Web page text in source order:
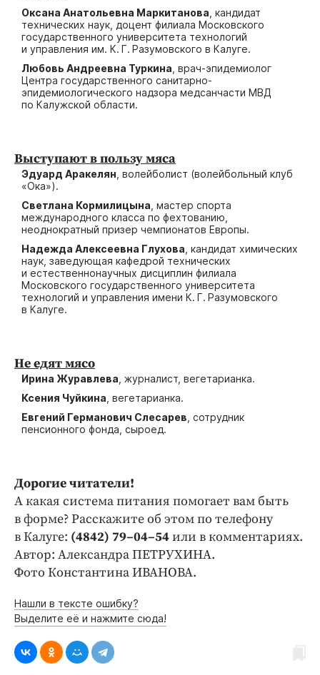
Оксана Анатольевна Маркитанова , кандидат
технических наук, доцент филиала Московского
государственного университета технологий
и управления им. К. Г. Разумовского в Калуге.
Любовь Андреевна Туркина , врач-эпидемиолог
Центра государственного санитарно-
эпидемиологического надзора медсанчасти МВД
по Калужской области.
Выступают в пользу мяса
Эдуард Аракелян , волейболист (волейбольный клуб
«Ока»).
Светлана Кормилицына , мастер спорта
международного класса по фехтованию,
неоднократный призер чемпионатов Европы.
Надежда Алексеевна Глухова , кандидат химических
наук, заведующая кафедрой технических
и естественнонаучных дисциплин филиала
Московского государственного университета
технологий и управления имени К. Г. Разумовского
в Калуге.
Не едят мясо
Ирина Журавлева , журналист, вегетарианка.
Ксения Чуйкина , вегетарианка.
Евгений Германович Слесарев , сотрудник
пенсионного фонда, сыроед.
Дорогие читатели!
А какая система питания помогает вам быть
в форме? Расскажите об этом по телефону
в Калуге: (4842) 79–04–54или в комментариях.
Автор: Александра ПЕТРУХИНА.
Фото Константина ИВАНОВА.
Нашли в тексте ошибку?
Выделите её и нажмите сюда!